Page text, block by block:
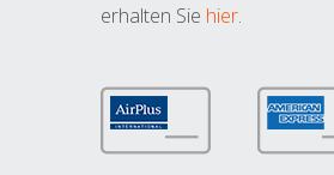
erhalten Sie hier.